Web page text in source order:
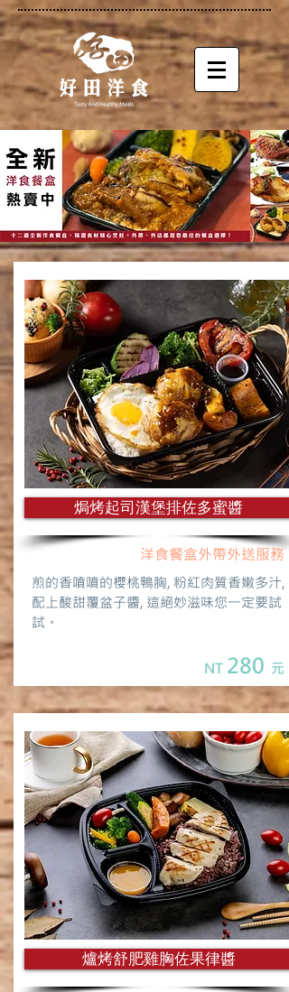
焗烤起司漢堡排佐多蜜醬
洋食餐盒外帶外送服務
煎的香噴噴的櫻桃鴨胸, 粉紅肉質香嫩多汁,
配上酸甜覆盆子醬, 這絕妙滋味您一定要試
試。
NT 280 元
爐烤舒肥雞胸佐果律醬